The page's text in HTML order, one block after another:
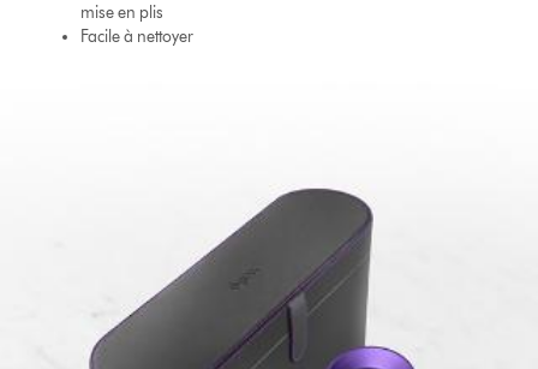
mise en plis
Facile à nettoyer